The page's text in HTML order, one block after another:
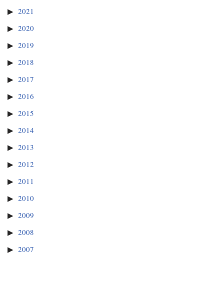
2021
2020
2019
2018
2017
2016
2015
2014
2013
2012
2011
2010
2009
2008
2007